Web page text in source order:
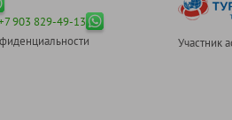
903 829-49-13
Участник